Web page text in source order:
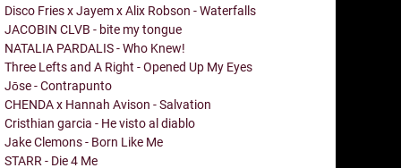
Disco Fries x Jayem x Alix Robson - Waterfalls
JACOBIN CLVB - bite my tongue
NATALIA PARDALIS - Who Knew!
Three Lefts and A Right - Opened Up My Eyes
Jōse - Contrapunto
CHENDA x Hannah Avison - Salvation
Cristhian garcia - He visto al diablo
Jake Clemons - Born Like Me
STARR - Die 4 Me